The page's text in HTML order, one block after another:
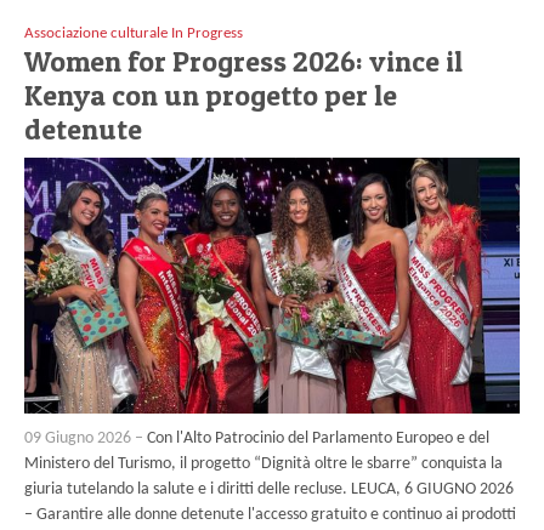
Associazione culturale In Progress
Women for Progress 2026: vince il
Kenya con un progetto per le
detenute
09 Giugno 2026 – Con l'Alto Patrocinio del Parlamento Europeo e del
Ministero del Turismo, il progetto “Dignità oltre le sbarre” conquista la
giuria tutelando la salute e i diritti delle recluse. LEUCA, 6 GIUGNO 2026
– Garantire alle donne detenute l'accesso gratuito e continuo ai prodotti